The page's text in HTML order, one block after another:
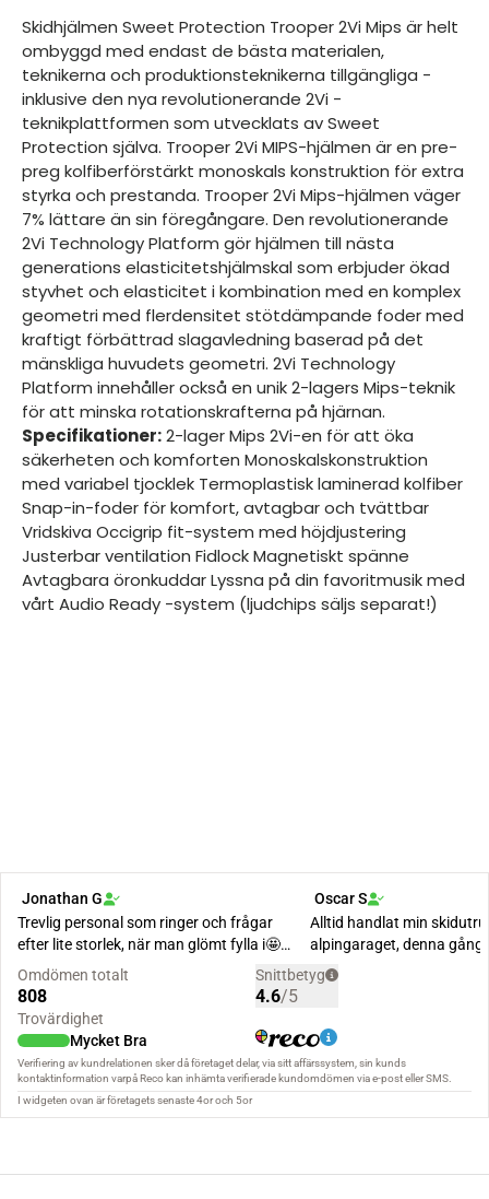
Skidhjälmen Sweet Protection Trooper 2Vi Mips är helt
ombyggd med endast de bästa materialen,
teknikerna och produktionsteknikerna tillgängliga -
inklusive den nya revolutionerande 2Vi -
teknikplattformen som utvecklats av Sweet
Protection själva. Trooper 2Vi MIPS-hjälmen är en pre-
preg kolfiberförstärkt monoskals konstruktion för extra
styrka och prestanda. Trooper 2Vi Mips-hjälmen väger
7% lättare än sin föregångare. Den revolutionerande
2Vi Technology Platform gör hjälmen till nästa
generations elasticitetshjälmskal som erbjuder ökad
styvhet och elasticitet i kombination med en komplex
geometri med flerdensitet stötdämpande foder med
kraftigt förbättrad slagavledning baserad på det
mänskliga huvudets geometri. 2Vi Technology
Platform innehåller också en unik 2-lagers Mips-teknik
för att minska rotationskrafterna på hjärnan.
Specifikationer:2-lager Mips 2Vi-en för att öka
säkerheten och komforten Monoskalskonstruktion
med variabel tjocklek Termoplastisk laminerad kolfiber
Snap-in-foder för komfort, avtagbar och tvättbar
Vridskiva Occigrip fit-system med höjdjustering
Justerbar ventilation Fidlock Magnetiskt spänne
Avtagbara öronkuddar Lyssna på din favoritmusik med
vårt Audio Ready -system (ljudchips säljs separat!)